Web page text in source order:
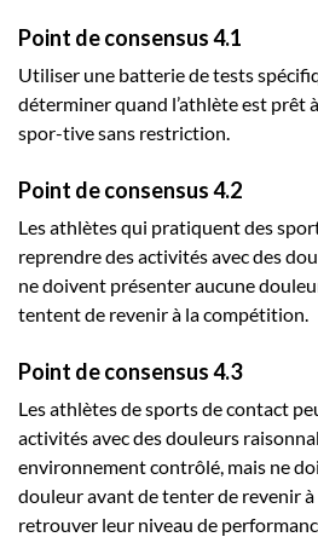
Point de consensus 4.1
Utiliser une batterie de tests
déterminer quand l’athlète est prêt
spor-tive sans restriction.
Point de consensus 4.2
Les athlètes qui pratiquent des
reprendre des activités avec des
ne doivent présenter aucune
tentent de revenir à la compétition.
Point de consensus 4.3
Les athlètes de sports de contact
activités avec des douleurs
environnement contrôlé, mais ne
douleur avant de tenter de revenir
retrouver leur niveau de